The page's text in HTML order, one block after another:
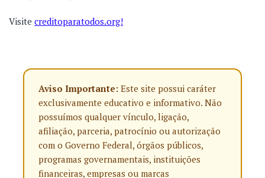
Visite creditoparatodos.org!
Aviso Importante: Este site possui caráter
exclusivamente educativo e informativo. Não
possuímos qualquer vínculo, ligação,
afiliação, parceria, patrocínio ou autorização
com o Governo Federal, órgãos públicos,
programas governamentais, instituições
financeiras, empresas ou marcas